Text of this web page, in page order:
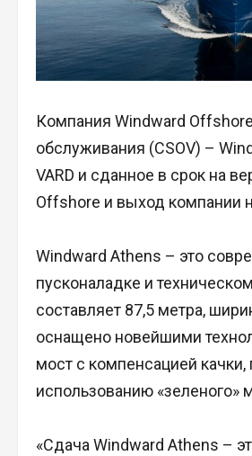
Компания Windward
обслуживания (CSOV) –
VARD и сданное в срок на
Offshore и выход компании
Windward Athens – это
пусконаладке и
составляет 87,5 метра,
оснащено новейшими
мост с компенсацией
использованию «зеленого»
«Сдача Windward Athens –